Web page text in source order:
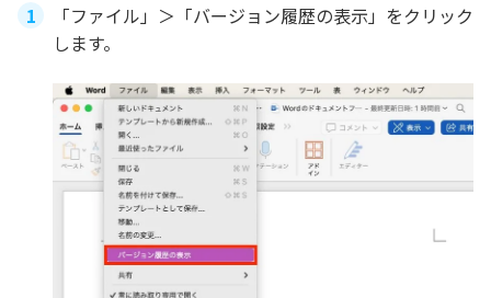
「ファイル」＞「バージョン履歴の表示」をクリック
します。